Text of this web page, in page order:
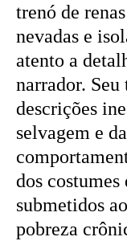
trenó de
nevadas e
atento a
narrador. Seu
descrições
selvagem e
dos costumes
submetidos
pobreza